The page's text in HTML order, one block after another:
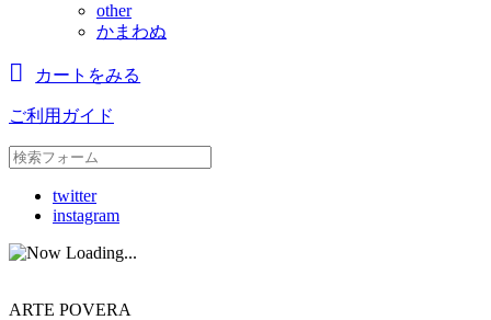
other
かまわぬ
カートをみる
ご利用ガイド
twitter
instagram
ARTE POVERA